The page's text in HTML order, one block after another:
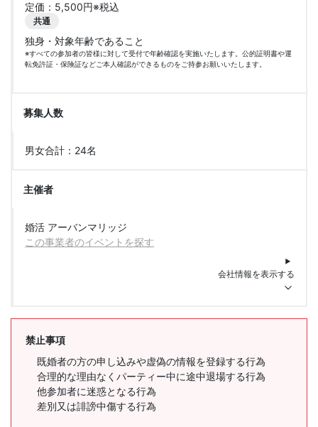
定価：5,500円※税込
共通
独身・対象年齢であること
※すべての参加者の皆様に対して受付で年齢確認を実施いたします。公的証明書や運
転免許証・保険証などご本人確認ができるものをご持参お願いいたします。
募集人数
男女合計：24名
主催者
婚活 アーバンマリッジ
この事業者のイベントを探す
会社情報を表示する
禁止事項
既婚者の方の申し込みや虚偽の情報を登録する行為
合理的な理由なくパーティー中に途中退場する行為
他参加者に迷惑となる行為
差別又は誹謗中傷する行為